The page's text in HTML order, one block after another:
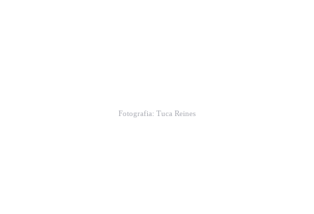
Fotografia: Tuca Reines